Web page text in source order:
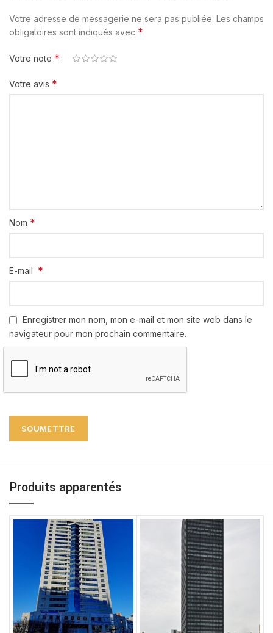
Votre adresse de messagerie ne sera pas publiée. Les champs
obligatoires sont indiqués avec *
Votre note *
Votre avis *
Nom *
E-mail *
Enregistrer mon nom, mon e-mail et mon site web dans le
navigateur pour mon prochain commentaire.
Produits apparentés